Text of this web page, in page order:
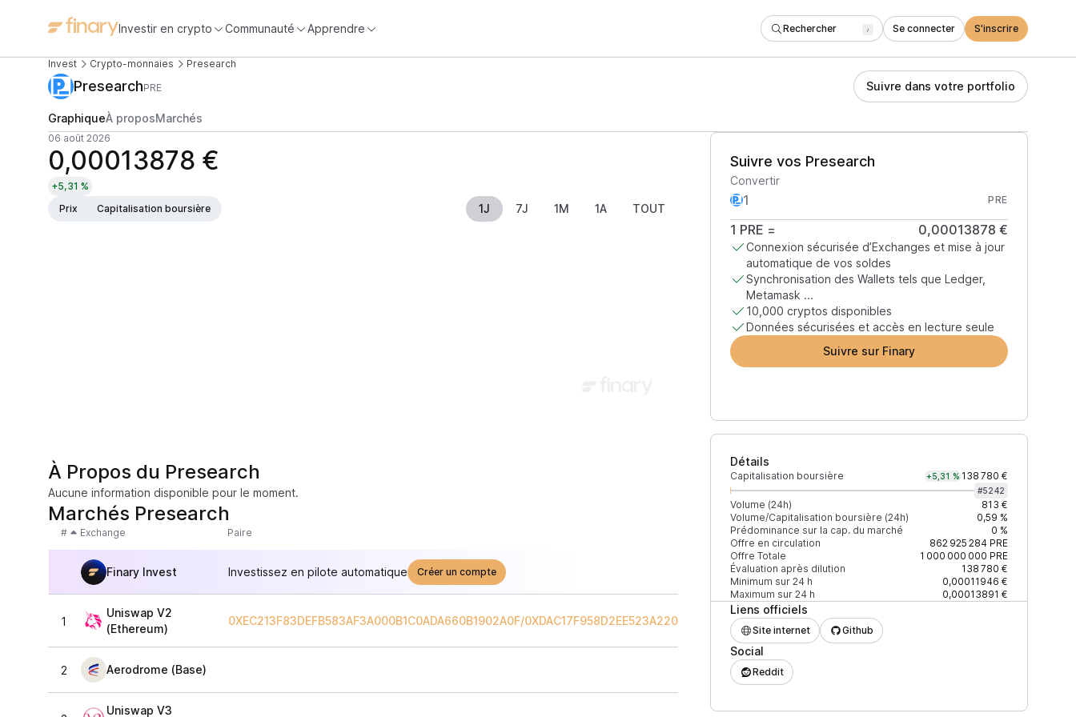
Investir en crypto Communauté Apprendre Rechercher / Se connecter S'inscrire
Invest Crypto-monnaies Presearch
PresearchPRE Suivre dans votre portfolio
GraphiqueÀ proposMarchés
06 août 2026
0,00013878 €
+5,31 %
Prix
Capitalisation boursière 1J 7J 1M 1A TOUT
Suivre vos Presearch
Convertir
PRE
1 PRE = 0,00013878 €
Connexion sécurisée d’Exchanges et mise à jour
automatique de vos soldes
Synchronisation des Wallets tels que Ledger,
Metamask ...
10,000 cryptos disponibles
Données sécurisées et accès en lecture seule
Suivre sur Finary
Détails
Capitalisation boursière +5,31 % 138 780 €
#5242
Volume (24h)
813 €
Volume/Capitalisation boursière (24h)
0,59 %
Prédominance sur la cap. du marché
0 %
Offre en circulation
862 925 284PRE
Offre Totale
1 000 000 000 PRE
Évaluation après dilution
138 780 €
Minimum sur 24 h
0,00011946 €
Maximum sur 24 h
0,00013891 €
Liens officiels
Site internet Github
Social
Reddit
À Propos du Presearch
Aucune information disponible pour le moment.
Marchés Presearch
# Exchange Paire +2% depth
Finary Invest Investissez en pilote automatique Créer un compte
1
Uniswap V2
(Ethereum)
0XEC213F83DEFB583AF3A000B1C0ADA660B1902A0F/0XDAC17F958D2EE523A2206206994597C13D831EC7 0,00016037 $
2 Aerodrome (Base)
Uniswap V3